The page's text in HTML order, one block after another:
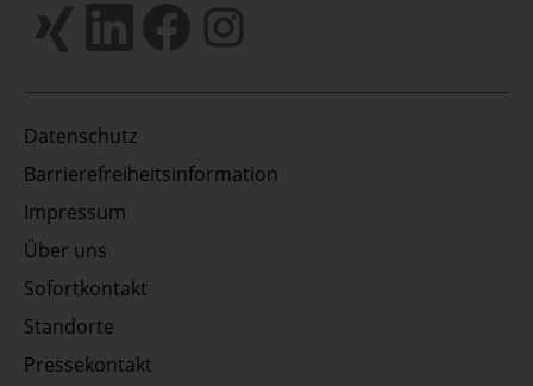
Datenschutz
Barrierefreiheitsinformation
Impressum
Über uns
Sofortkontakt
Standorte
Pressekontakt